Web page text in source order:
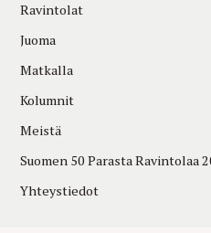
Ravintolat
Juoma
Matkalla
Kolumnit
Meistä
Suomen 50 Parasta Ravintolaa
Yhteystiedot